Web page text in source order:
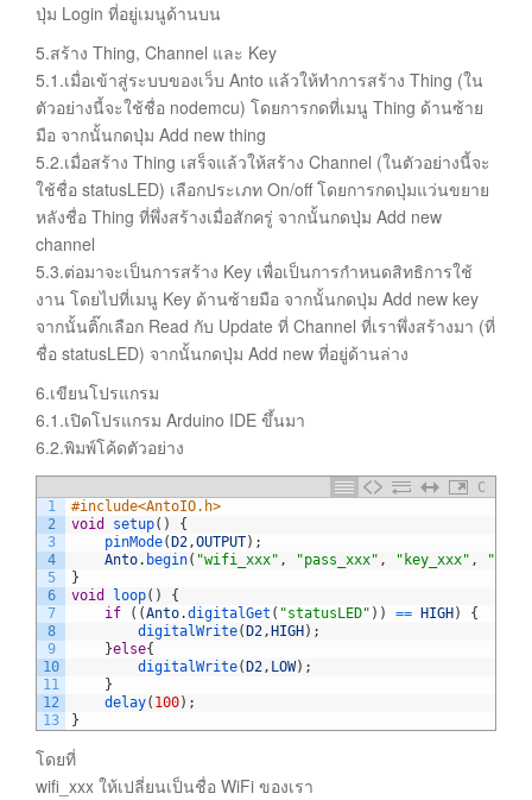
ปุ่ม Login ที่อยู่เมนูด้านบน
5.สร้าง Thing, Channel และ Key
5.1.เมื่อเข้าสู่ระบบของเว็บ Anto แล้วให้ทำการสร้าง Thing (ใน
ตัวอย่างนี้จะใช้ชื่อ nodemcu) โดยการกดที่เมนู Thing ด้านซ้าย
มือ จากนั้นกดปุ่ม Add new thing
5.2.เมื่อสร้าง Thing เสร็จแล้วให้สร้าง Channel (ในตัวอย่างนี้จะ
ใช้ชื่อ statusLED) เลือกประเภท On/off โดยการกดปุ่มแว่นขยาย
หลังชื่อ Thing ที่พึ่งสร้างเมื่อสักครู่ จากนั้นกดปุ่ม Add new
channel
5.3.ต่อมาจะเป็นการสร้าง Key เพื่อเป็นการกำหนดสิทธิการใช้
งาน โดยไปที่เมนู Key ด้านซ้ายมือ จากนั้นกดปุ่ม Add new key
จากนั้นติ๊กเลือก Read กับ Update ที่ Channel ที่เราพึ่งสร้างมา (ที่
ชื่อ statusLED) จากนั้นกดปุ่ม Add new ที่อยู่ด้านล่าง
6.เขียนโปรแกรม
6.1.เปิดโปรแกรม Arduino IDE ขึ้นมา
6.2.พิมพ์โค้ดตัวอย่าง
C
1
2
3
4
5
6
7
8
9
10
11
12
13
#include<AntoIO.h>
void
setup( )
{
pinMode( D2,OUTPUT) ;
Anto. begin( "wifi_xxx" , "pass_xxx" , "key_xxx" ,
}
void
loop( )
{
if
( (Anto.digitalGet ( "statusLED" ) ) == HIGH )
{
digitalWrite( D2, HIGH ) ;
}else{
digitalWrite( D2, LOW) ;
}
delay( 100) ;
}
โดยที่
wifi_xxx ให้เปลี่ยนเป็นชื่อ WiFi ของเรา